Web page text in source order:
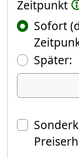
Zeitpunkt
Sofort
Später:
Datum